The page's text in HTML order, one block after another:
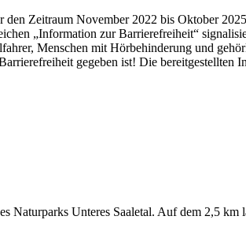
Zeitraum November 2022 bis Oktober
„Information zur Barrierefreiheit“
Menschen mit Hörbehinderung und
gegeben ist! Die bereitgestellten
Naturparks Unteres Saaletal. Auf dem 2,5